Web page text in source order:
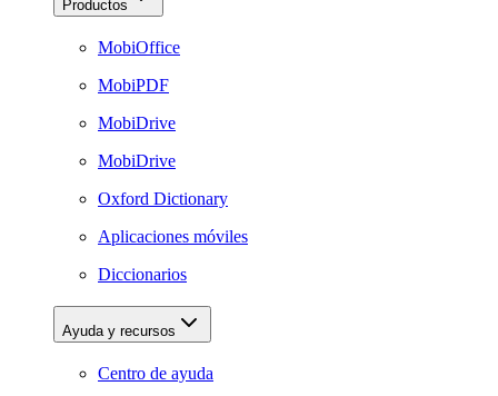
Productos
MobiOffice
MobiPDF
MobiDrive
MobiDrive
Oxford Dictionary
Aplicaciones móviles
Diccionarios
Ayuda y recursos
Centro de ayuda